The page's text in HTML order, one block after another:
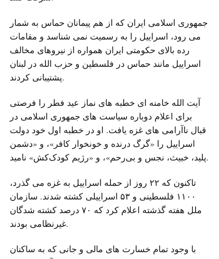
جمهوری اسلامی ایران که از هم پیمانان حماس به شمار
می رود، اسراییل را به رسمیت نمی شناسد و مقامات
رده بالای حکومتی ایران همواره از نیروهای مخالف
اسراییل مانند حماس در فلسطین و حزب الله در لبنان
پشتیبانی کردند.
آیت الله خامنه ای خطبه های نماز عید فطر را فرصتی
برای اعلام دوباره سیاست های جمهوری اسلامی در
قبال ناآرامی های غزه یافت. او در خطبه اول خود دولت
اسراییل را «گرگ درنده و خونخوار کافر»، و «دشمن
پلید، خبیث، نجس و بی‌رحم»، و «رژیم کودک‌کش» نامید.
تاکنون که ۲۲ روز از حمله اسراییل به غزه می گذرد،
۱۱۰۰ فلسطینی و ۵۳ اسراییلی کشته شدند. سازمان
ملل هفته گذشته اعلام کرد که ۷۰ درصد کشته شدگان
غیرنظامی بودند.
با وجود تمام خسارت های مالی و جانی که به ساکنان